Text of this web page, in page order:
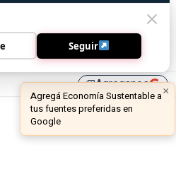
library_addAgreganos
Seguir